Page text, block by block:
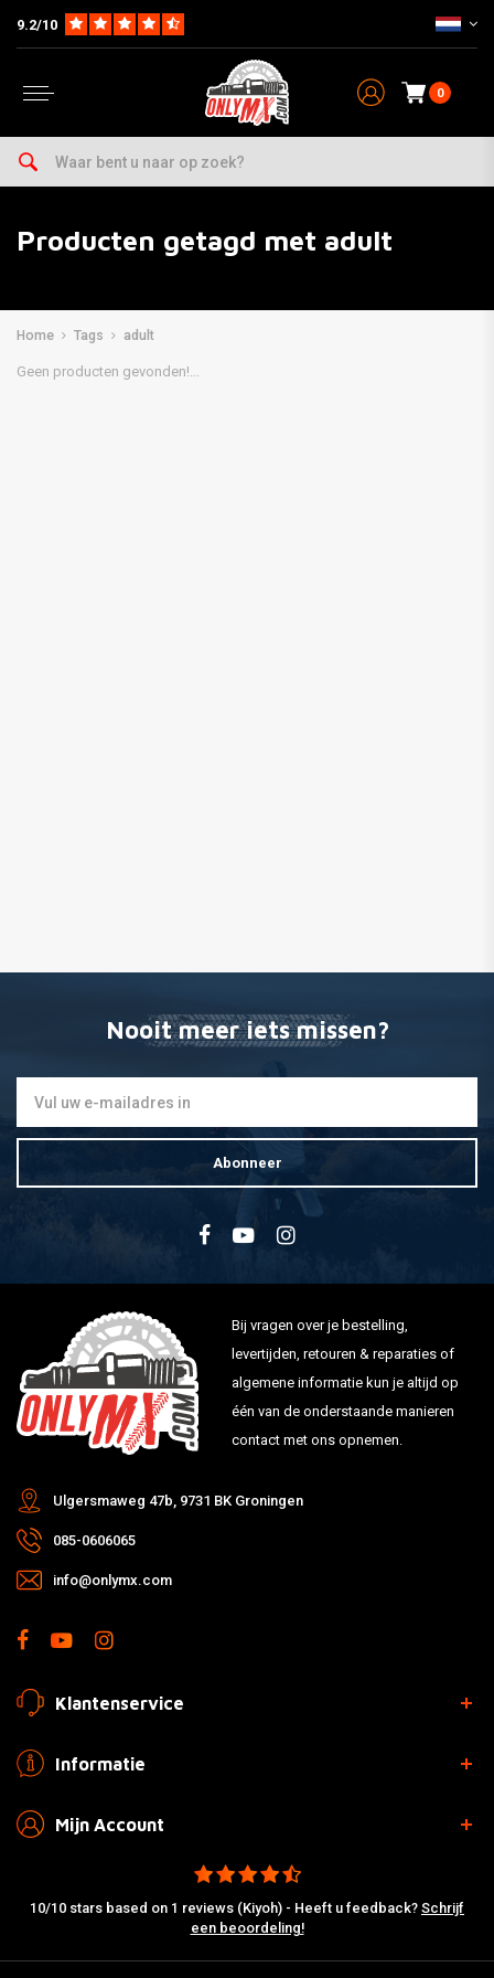
9.2/10
0
Producten getagd met adult
Home Tags adult
Geen producten gevonden!...
Nooit meer iets missen?
Abonneer
Bij vragen over je bestelling,
levertijden, retouren & reparaties of
algemene informatie kun je altijd op
één van de onderstaande manieren
contact met ons opnemen.
Ulgersmaweg 47b, 9731 BK Groningen
085-0606065
info@onlymx.com
Klantenservice
Informatie
Mijn Account
10/10 stars based on 1 reviews (Kiyoh) - Heeft u feedback? Schrijf
een beoordeling!